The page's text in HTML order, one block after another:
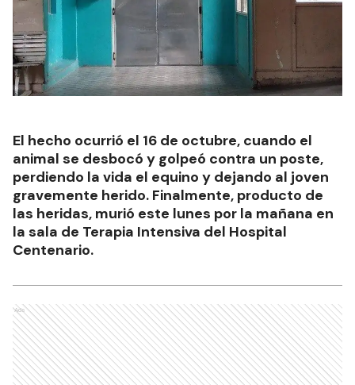
El hecho ocurrió el 16 de octubre, cuando el
animal se desbocó y golpeó contra un poste,
perdiendo la vida el equino y dejando al joven
gravemente herido. Finalmente, producto de
las heridas, murió este lunes por la mañana en
la sala de Terapia Intensiva del Hospital
Centenario.
Ads